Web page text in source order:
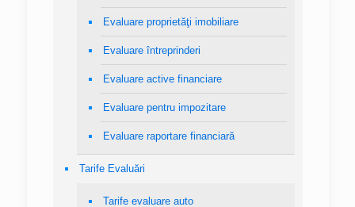
Evaluare proprietăţi imobiliare
Evaluare întreprinderi
Evaluare active financiare
Evaluare pentru impozitare
Evaluare raportare financiară
Tarife Evaluări
Tarife evaluare auto